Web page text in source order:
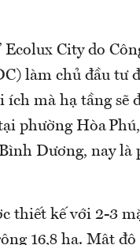
Ecolux City do
làm chủ đầu tư
mà hạ tầng sẽ
phường Hòa
Dương, nay là
thiết kế với 2-3
16,8 ha. Mật